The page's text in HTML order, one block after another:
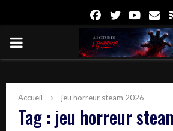
FacebookTwitter
PRIMARY
Accueil jeu horreur steam 2026
Tag : jeu horreur